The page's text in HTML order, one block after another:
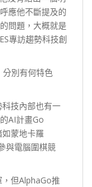
應他不斷提及的
問題，大概就是
專訪趨勢科技創
分別有何特色
技內部也有一
AI計畫Go
蒙地卡羅
與電腦圍棋競
但AlphaGo推